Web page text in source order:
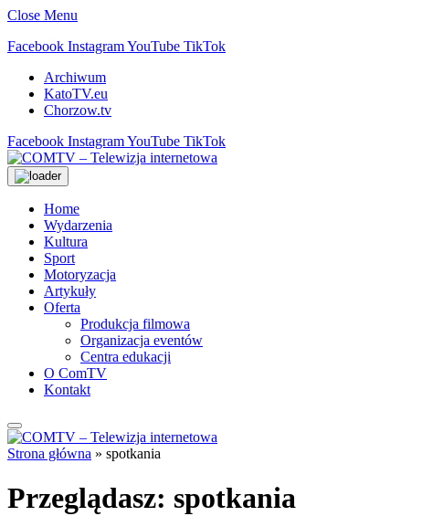
Close Menu
Facebook InstagramYouTube TikTok
Archiwum
KatoTV.eu
Chorzow.tv
Facebook InstagramYouTube TikTok
Home
Wydarzenia
Kultura
Sport
Motoryzacja
Artykuły
Oferta
Produkcja filmowa
Organizacja eventów
Centra edukacji
O ComTV
Kontakt
Strona główna » spotkania
Przeglądasz: spotkania